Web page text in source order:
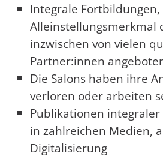
Integrale
Alleinstellungsmerkmal
inzwischen von vielen
Partner:innen
Die Salons haben ihre
verloren oder arbeiten
Publikationen
in zahlreichen Medien,
Digitalisierung